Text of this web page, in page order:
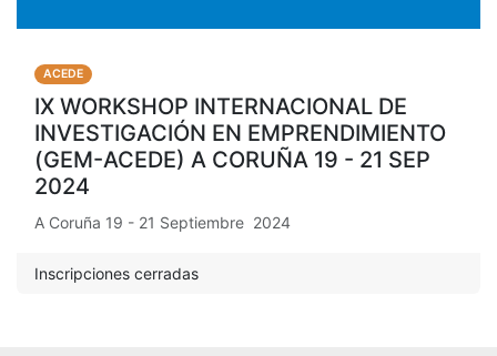
ACEDE
IX WORKSHOP INTERNACIONAL DE
INVESTIGACIÓN EN EMPRENDIMIENTO
(GEM-ACEDE) A CORUÑA 19 - 21 SEP
2024
A Coruña 19 - 21 Septiembre 2024
Inscripciones cerradas